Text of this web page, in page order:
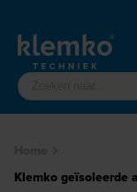
Klemko geïsoleerde